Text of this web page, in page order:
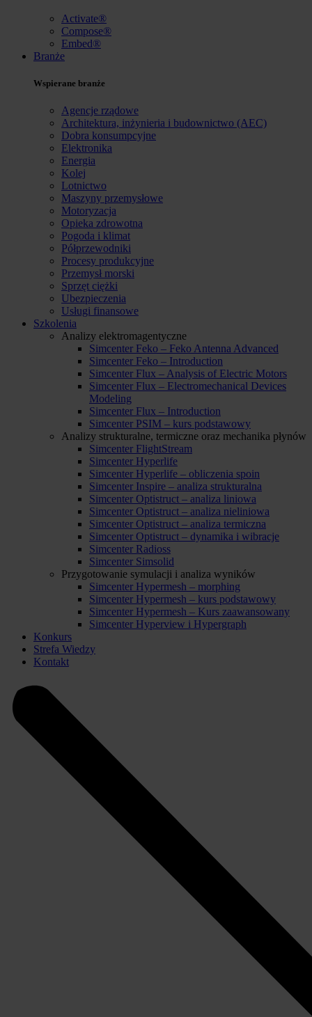
Activate®
Compose®
Embed®
Branże
Wspierane branże
Agencje rządowe
Architektura, inżynieria i budownictwo (AEC)
Dobra konsumpcyjne
Elektronika
Energia
Kolej
Lotnictwo
Maszyny przemysłowe
Motoryzacja
Opieka zdrowotna
Pogoda i klimat
Półprzewodniki
Procesy produkcyjne
Przemysł morski
Sprzęt ciężki
Ubezpieczenia
Usługi finansowe
Szkolenia
Analizy elektromagentyczne
Simcenter Feko – Feko Antenna Advanced
Simcenter Feko – Introduction
Simcenter Flux – Analysis of Electric Motors
Simcenter Flux – Electromechanical Devices
Modeling
Simcenter Flux – Introduction
Simcenter PSIM – kurs podstawowy
Analizy strukturalne, termiczne oraz mechanika płynów
Simcenter FlightStream
Simcenter Hyperlife
Simcenter Hyperlife – obliczenia spoin
Simcenter Inspire – analiza strukturalna
Simcenter Optistruct – analiza liniowa
Simcenter Optistruct – analiza nieliniowa
Simcenter Optistruct – analiza termiczna
Simcenter Optistruct – dynamika i wibracje
Simcenter Radioss
Simcenter Simsolid
Przygotowanie symulacji i analiza wyników
Simcenter Hypermesh – morphing
Simcenter Hypermesh – kurs podstawowy
Simcenter Hypermesh – Kurs zaawansowany
Simcenter Hyperview i Hypergraph
Konkurs
Strefa Wiedzy
Kontakt